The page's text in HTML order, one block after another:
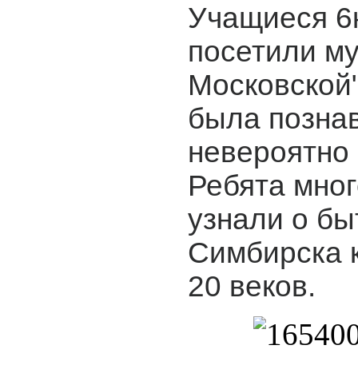
Учащиеся
посетили
была
Ребята
узнали о
Симбирска
20 веков.